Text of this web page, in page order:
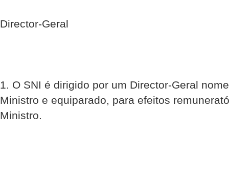
Director-Geral
1. O SNI é dirigido por um Director-Geral
Ministro e equiparado, para efeitos
Ministro.